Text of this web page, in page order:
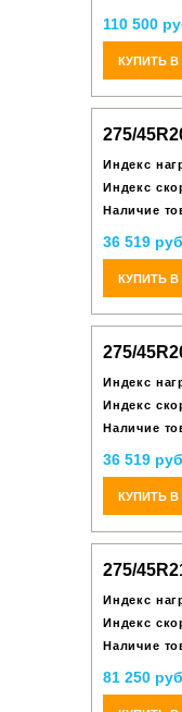
110 500
КУПИТЬ В
275/
Индекс
Индекс
Наличие
36 519
КУПИТЬ В
275/
Индекс
Индекс
Наличие
36 519
КУПИТЬ В
275/
Индекс
Индекс
Наличие
81 250